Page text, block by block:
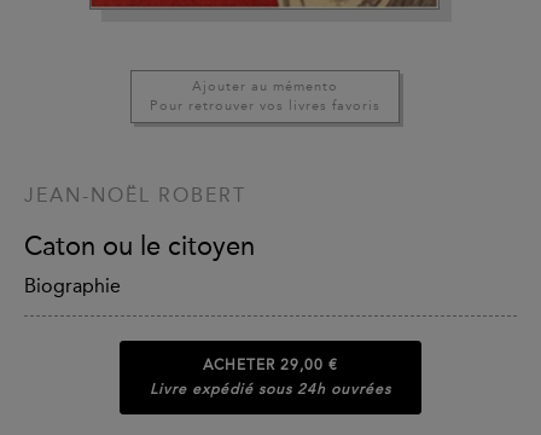
Ajouter au mémento
Pour retrouver vos livres favoris
JEAN-NOËL ROBERT
Caton ou le citoyen
Biographie
ACHETER 29,00 €
Livre expédié sous 24h ouvrées